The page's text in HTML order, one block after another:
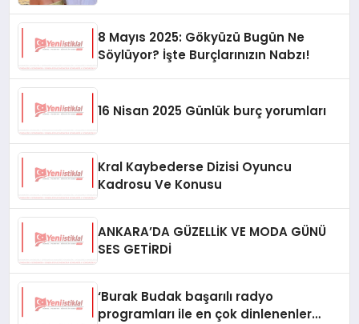
8 Mayıs 2025: Gökyüzü Bugün Ne
Söylüyor? İşte Burçlarınızın Nabzı!
16 Nisan 2025 Günlük burç yorumları
Kral Kaybederse Dizisi Oyuncu
Kadrosu Ve Konusu
ANKARA’DA GÜZELLİK VE MODA GÜNÜ
SES GETİRDİ
‘Burak Budak başarılı radyo
programları ile en çok dinlenenler